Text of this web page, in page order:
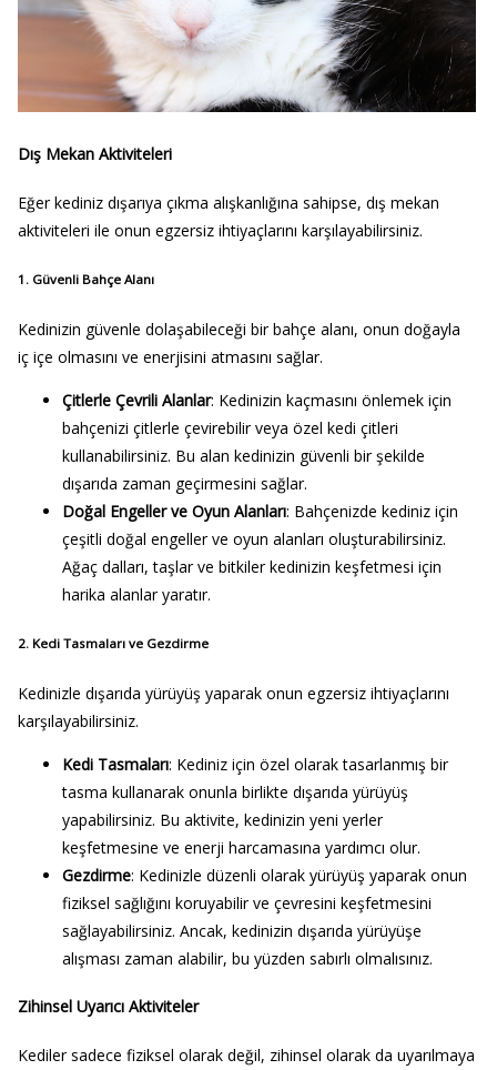
Dış Mekan Aktiviteleri
Eğer kediniz dışarıya çıkma alışkanlığına sahipse, dış mekan
aktiviteleri ile onun egzersiz ihtiyaçlarını karşılayabilirsiniz.
1. Güvenli Bahçe Alanı
Kedinizin güvenle dolaşabileceği bir bahçe alanı, onun doğayla
iç içe olmasını ve enerjisini atmasını sağlar.
Çitlerle Çevrili Alanlar: Kedinizin kaçmasını önlemek için
bahçenizi çitlerle çevirebilir veya özel kedi çitleri
kullanabilirsiniz. Bu alan kedinizin güvenli bir şekilde
dışarıda zaman geçirmesini sağlar.
Doğal Engeller ve Oyun Alanları: Bahçenizde kediniz için
çeşitli doğal engeller ve oyun alanları oluşturabilirsiniz.
Ağaç dalları, taşlar ve bitkiler kedinizin keşfetmesi için
harika alanlar yaratır.
2. Kedi Tasmaları ve Gezdirme
Kedinizle dışarıda yürüyüş yaparak onun egzersiz ihtiyaçlarını
karşılayabilirsiniz.
Kedi Tasmaları: Kediniz için özel olarak tasarlanmış bir
tasma kullanarak onunla birlikte dışarıda yürüyüş
yapabilirsiniz. Bu aktivite, kedinizin yeni yerler
keşfetmesine ve enerji harcamasına yardımcı olur.
Gezdirme: Kedinizle düzenli olarak yürüyüş yaparak onun
fiziksel sağlığını koruyabilir ve çevresini keşfetmesini
sağlayabilirsiniz. Ancak, kedinizin dışarıda yürüyüşe
alışması zaman alabilir, bu yüzden sabırlı olmalısınız.
Zihinsel Uyarıcı Aktiviteler
Kediler sadece fiziksel olarak değil, zihinsel olarak da uyarılmaya